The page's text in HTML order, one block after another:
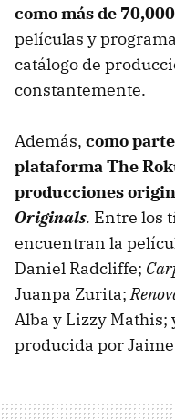
como más de
películas y
catálogo de
constantemente.
Además, como
plataforma The
producciones
Originals. Entre los
encuentran la
Daniel Radcliffe;
Juanpa Zurita;
Alba y Lizzy Mathis;
producida por